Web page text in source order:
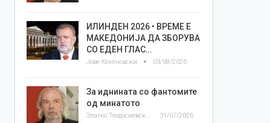
ИЛИНДЕН 2026 • ВРЕМЕ Е
МАКЕДОНИЈА ДА ЗБОРУВА
СО ЕДЕН ГЛАС…
Јове Кекеновски 03/08/2026
За иднината со фантомите
од минатото
Златко Теодосиевски 31/07/2026